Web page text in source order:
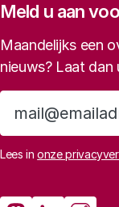
Meld u aan
Maandelijks een
nieuws? Laat dan
Lees inonze